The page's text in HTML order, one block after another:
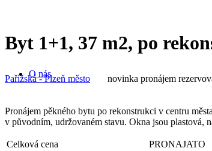
O nás
Byt 1+1, 37 m2, po
Pařížská - Plzeň město novinka pronájem
Pronájem pěkného bytu po rekonstrukci v centru
v původním, udržovaném stavu. Okna jsou plastová,
Celková cena
PRONAJATO